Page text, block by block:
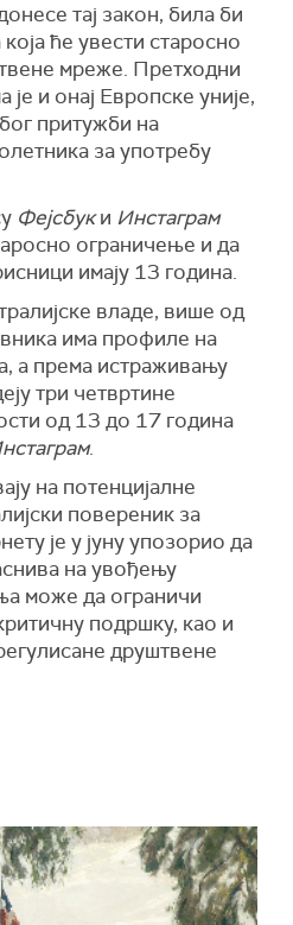
тај закон, била би
ће увести старосно
мреже. Претходни
је и онај Европске уније,
притужби на
за употребу
Фејсбуки Инстаграм
ограничење и да
имају 13 година.
владе, више од
има профиле на
а према истраживању
три четвртине
од 13 до 17 година
.
на потенцијалне
повереник за
је у јуну упозорио да
на увођењу
може да ограничи
подршку, као и
друштвене